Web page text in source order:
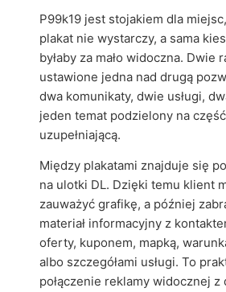
P99k19 jest stojakiem dla
plakat nie wystarczy, a sama
byłaby za mało widoczna. Dwie
ustawione jedna nad drugą
dwa komunikaty, dwie usługi,
jeden temat podzielony na część
uzupełniającą.
Między plakatami znajduje się
na ulotki DL. Dzięki temu klient
zauważyć grafikę, a później
materiał informacyjny z
oferty, kuponem, mapką,
albo szczegółami usługi. To
połączenie reklamy widocznej z